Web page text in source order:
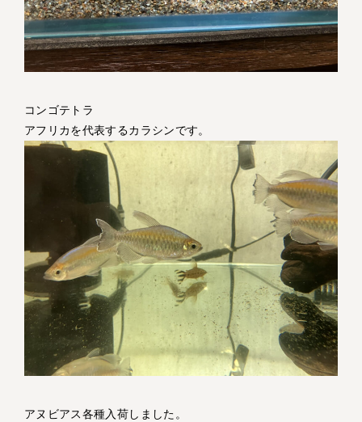
コンゴテトラ
アフリカを代表するカラシンです。
アヌビアス各種入荷しました。